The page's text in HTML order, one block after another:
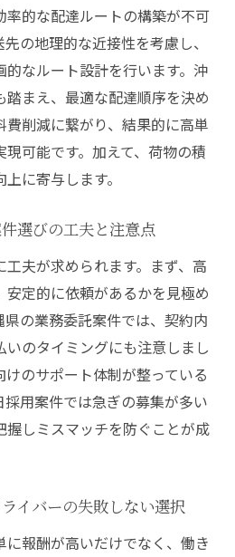
的な配達ルートの構築が不可
の地理的な近接性を考慮し、
なルート設計を行います。沖
まえ、最適な配達順序を決め
費削減に繋がり、結果的に高単
可能です。加えて、荷物の積
に寄与します。
選びの工夫と注意点
夫が求められます。まず、高
定的に依頼があるかを見極め
の業務委託案件では、契約内
のタイミングにも注意しまし
のサポート体制が整っている
用案件では急ぎの募集が多い
握しミスマッチを防ぐことが成
イバーの失敗しない選択
報酬が高いだけでなく、働き